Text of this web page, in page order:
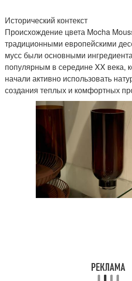
Исторический контекст
Происхождение цвета Mocha
традиционными европейскими
мусс были основными
популярным в середине XX века,
начали активно использовать
создания теплых и комфортных